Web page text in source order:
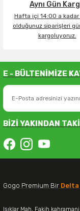
Aynı Gün
Hafta içi 14:00 a
olduğunuz siparişleri
kargoluyoruz.
E - BÜLTENİMİZE
BİZİ YAKINDAN
Gogo Premium Bir
Işıklar Mah. Fakih